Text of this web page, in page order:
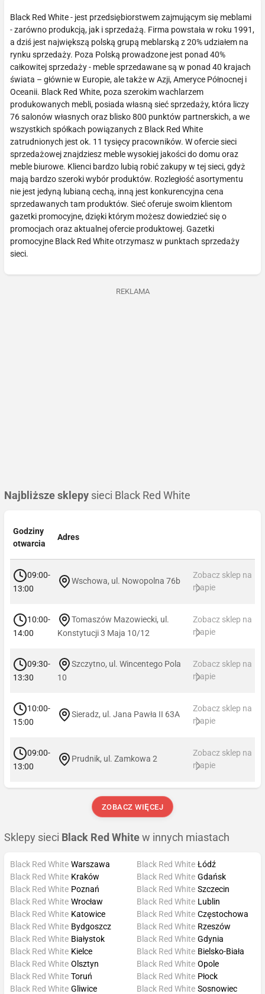
Black Red White - jest przedsiębiorstwem zajmującym się meblami
- zarówno produkcją, jak i sprzedażą. Firma powstała w roku 1991,
a dziś jest największą polską grupą meblarską z 20% udziałem na
rynku sprzedaży. Poza Polską prowadzone jest ponad 40%
całkowitej sprzedaży - meble sprzedawane są w ponad 40 krajach
świata – głównie w Europie, ale także w Azji, Ameryce Północnej i
Oceanii. Black Red White, poza szerokim wachlarzem
produkowanych mebli, posiada własną sieć sprzedaży, która liczy
76 salonów własnych oraz blisko 800 punktów partnerskich, a we
wszystkich spółkach powiązanych z Black Red White
zatrudnionych jest ok. 11 tysięcy pracowników. W ofercie sieci
sprzedażowej znajdziesz meble wysokiej jakości do domu oraz
meble biurowe. Klienci bardzo lubią robić zakupy w tej sieci, gdyż
mają bardzo szeroki wybór produktów. Rozległość asortymentu
nie jest jedyną lubianą cechą, inną jest konkurencyjna cena
sprzedawanych tam produktów. Sieć oferuje swoim klientom
gazetki promocyjne, dzięki którym możesz dowiedzieć się o
promocjach oraz aktualnej ofercie produktowej. Gazetki
promocyjne Black Red White otrzymasz w punktach sprzedaży
sieci.
REKLAMA
Najbliższe sklepy sieci Black Red White
Godziny
otwarcia
Adres
09:00-
13:00
Wschowa, ul. Nowopolna 76b
Zobacz sklep na
mapie
10:00-
14:00
Tomaszów Mazowiecki, ul.
Konstytucji 3 Maja 10/12
Zobacz sklep na
mapie
09:30-
13:30
Szczytno, ul. Wincentego Pola
10
Zobacz sklep na
mapie
10:00-
15:00
Sieradz, ul. Jana Pawła II 63A
Zobacz sklep na
mapie
09:00-
13:00
Prudnik, ul. Zamkowa 2
Zobacz sklep na
mapie
ZOBACZ WIĘCEJ
Sklepy sieci Black Red White w innych miastach
Black Red White Warszawa
Black Red White Kraków
Black Red White Poznań
Black Red White Wrocław
Black Red White Łódź
Black Red White Gdańsk
Black Red White Szczecin
Black Red White Lublin
Black Red White Katowice
Black Red White Bydgoszcz
Black Red White Białystok
Black Red White Kielce
Black Red White Częstochowa
Black Red White Rzeszów
Black Red White Gdynia
Black Red White Bielsko-Biała
Black Red White Olsztyn
Black Red White Toruń
Black Red White Gliwice
Black Red White Opole
Black Red White Płock
Black Red White Sosnowiec